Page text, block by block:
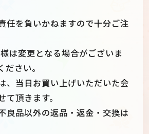
任を負いかねますので十分ご注
は変更となる場合がございま
さい。
、当日お買い上げいただいた会
頂きます。
良品以外の返品・返金・交換は